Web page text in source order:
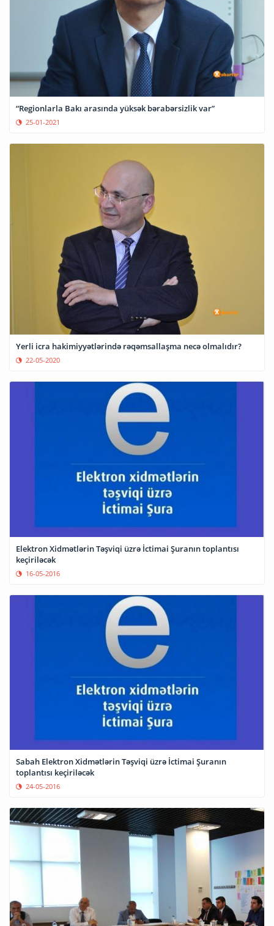
“Regionlarla Bakı arasında yüksək bərabərsizlik var”
25-01-2021
Yerli icra hakimiyyətlərində rəqəmsallaşma necə olmalıdır?
22-05-2020
Elektron Xidmətlərin Təşviqi üzrə İctimai Şuranın toplantısı
keçiriləcək
16-05-2016
Sabah Elektron Xidmətlərin Təşviqi üzrə İctimai Şuranın
toplantısı keçiriləcək
24-05-2016